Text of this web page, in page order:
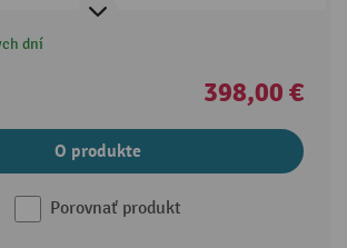
dní
398,00 €
O produkte
Porovnať produkt